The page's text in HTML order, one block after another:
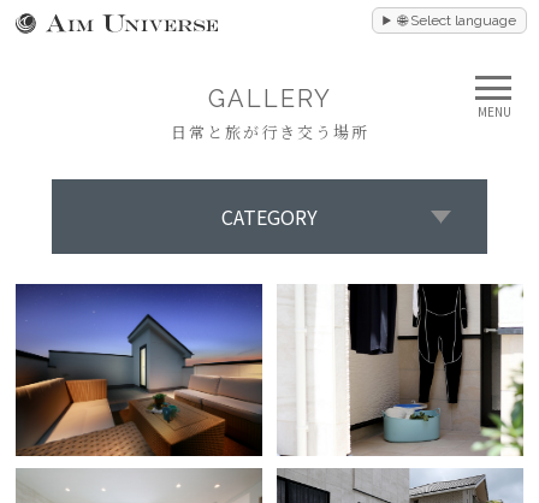
🌐 Select language
MENU
GALLERY
日常と旅が行き交う場所
CATEGORY